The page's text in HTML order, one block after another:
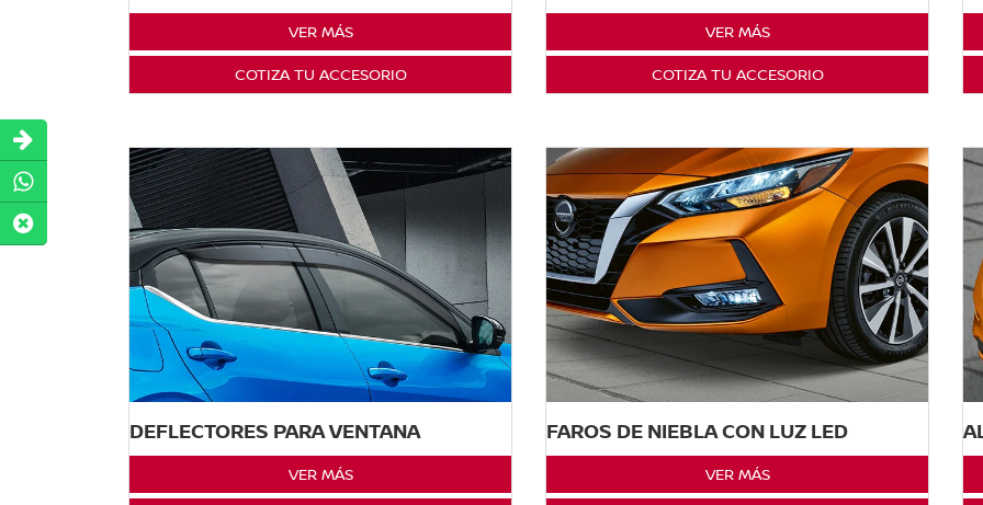
VER MÁS
COTIZA TU ACCESORIO
VER MÁS
COTIZA TU ACCESORIO
DEFLECTORES PARA VENTANA
VER MÁS
FAROS DE NIEBLA CON LUZ LED
VER MÁS